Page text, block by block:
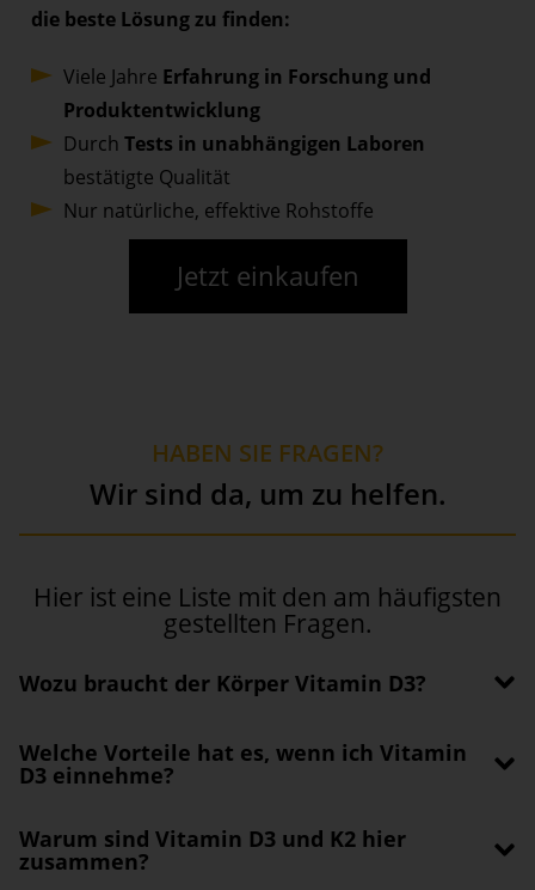
die beste Lösung zu finden:
Viele Jahre Erfahrung in Forschung und
Produktentwicklung
Durch Tests in unabhängigen Laboren
bestätigte Qualität
Nur natürliche, effektive Rohstoffe
Jetzt einkaufen
HABEN SIE FRAGEN?
Wir sind da, um zu helfen.
Hier ist eine Liste mit den am häufigsten
gestellten Fragen.
Wozu braucht der Körper Vitamin D3?
Welche Vorteile hat es, wenn ich Vitamin
D3 einnehme?
Warum sind Vitamin D3 und K2 hier
zusammen?